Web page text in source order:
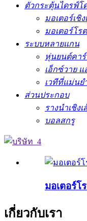
ตัวกระตุ้นไดรฟ์โ
มอเตอร์เชิง
มอเตอร์โร
ระบบหลายแกน
หุ่นยนต์คา
เอ็กซ์วาย แ
เวทีที่แม่นย
ส่วนประกอบ
รางนำเชิงเ
บอลสกรู
มอเตอร์โ
เกี่ยวกับเรา